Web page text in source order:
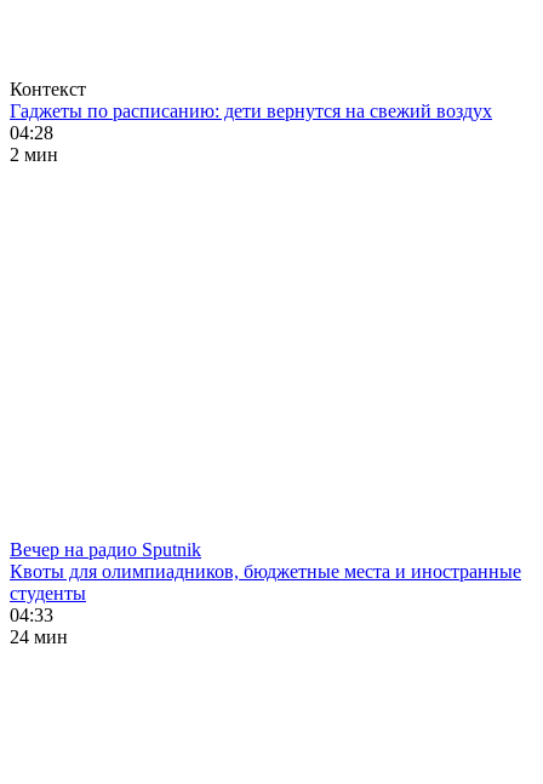
Контекст
Гаджеты по расписанию: дети вернутся на свежий воздух
04:28
2 мин
Вечер на радио Sputnik
Квоты для олимпиадников, бюджетные места и иностранные
студенты
04:33
24 мин